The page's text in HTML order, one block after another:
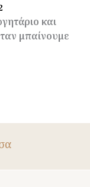
και
μπαίνουμε